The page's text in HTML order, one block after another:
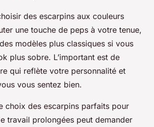
des escarpins aux couleurs
une touche de peps à votre tenue,
modèles plus classiques si vous
plus sobre. L’important est de
qui reflète votre personnalité et
vous sentez bien.
choix des escarpins parfaits pour
travail prolongées peut demander